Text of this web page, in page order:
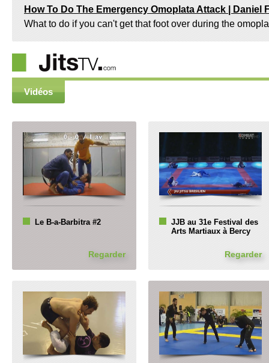
How To Do The Emergency Omoplata Attack | Daniel
What to do if you can't get that foot over during the
Vidéos
Le B-a-Barbitra #2
Regarder
JJB au 31e Festival des
Arts Martiaux à Bercy
Regarder